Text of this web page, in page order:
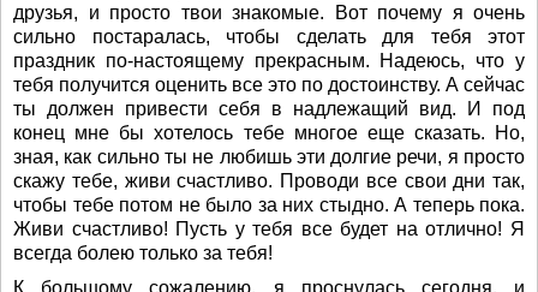
друзья, и просто твои знакомые. Вот почему я очень
сильно постаралась, чтобы сделать для тебя этот
праздник по-настоящему прекрасным. Надеюсь, что у
тебя получится оценить все это по достоинству. А сейчас
ты должен привести себя в надлежащий вид. И под
конец мне бы хотелось тебе многое еще сказать. Но,
зная, как сильно ты не любишь эти долгие речи, я просто
скажу тебе, живи счастливо. Проводи все свои дни так,
чтобы тебе потом не было за них стыдно. А теперь пока.
Живи счастливо! Пусть у тебя все будет на отлично! Я
всегда болею только за тебя!
К большому сожалению, я проснулась сегодня, и